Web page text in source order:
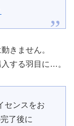
きません。
する羽目に…。
センスをお
了後に